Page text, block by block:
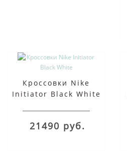
Кроссовки Nike
Initiator Black White
21490 руб.